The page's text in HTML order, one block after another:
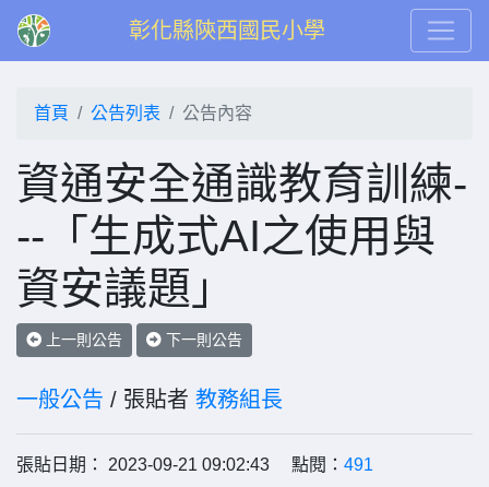
彰化縣陝西國民小學
首頁 公告列表 公告內容
資通安全通識教育訓練-
--「生成式AI之使用與
資安議題」
上一則公告 下一則公告
一般公告 / 張貼者 教務組長
張貼日期： 2023-09-21 09:02:43 點閱： 491